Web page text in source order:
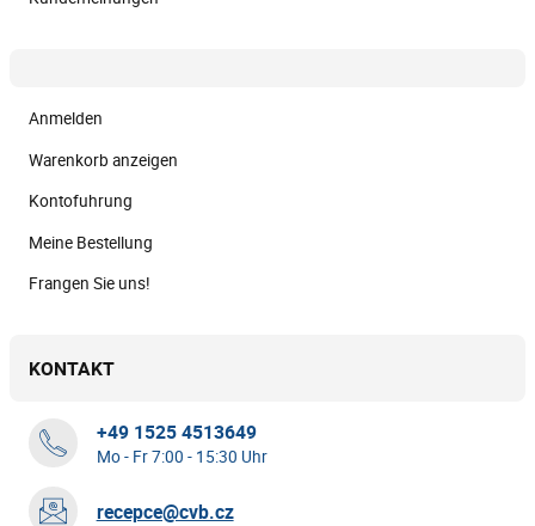
Anmelden
Warenkorb anzeigen
Kontofuhrung
Meine Bestellung
Frangen Sie uns!
KONTAKT
+49 1525 4513649
Mo - Fr 7:00 - 15:30 Uhr
recepce@cvb.cz